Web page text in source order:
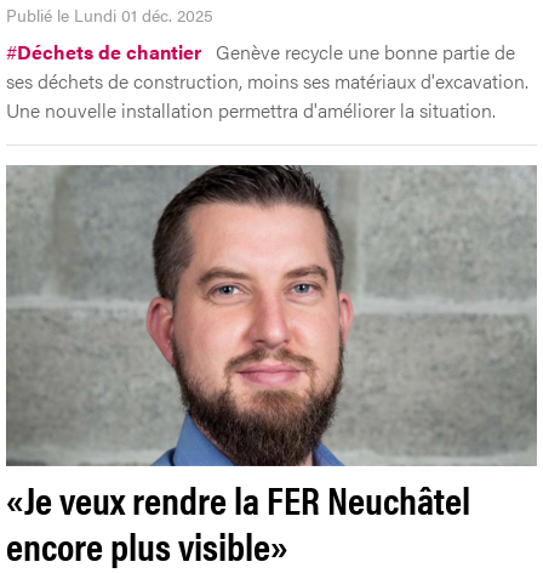
Publié le Lundi 01 déc. 2025
#Déchets de chantier Genève recycle une bonne partie de
ses déchets de construction, moins ses matériaux d'excavation.
Une nouvelle installation permettra d'améliorer la situation.
«Je veux rendre la FER Neuchâtel
encore plus visible»